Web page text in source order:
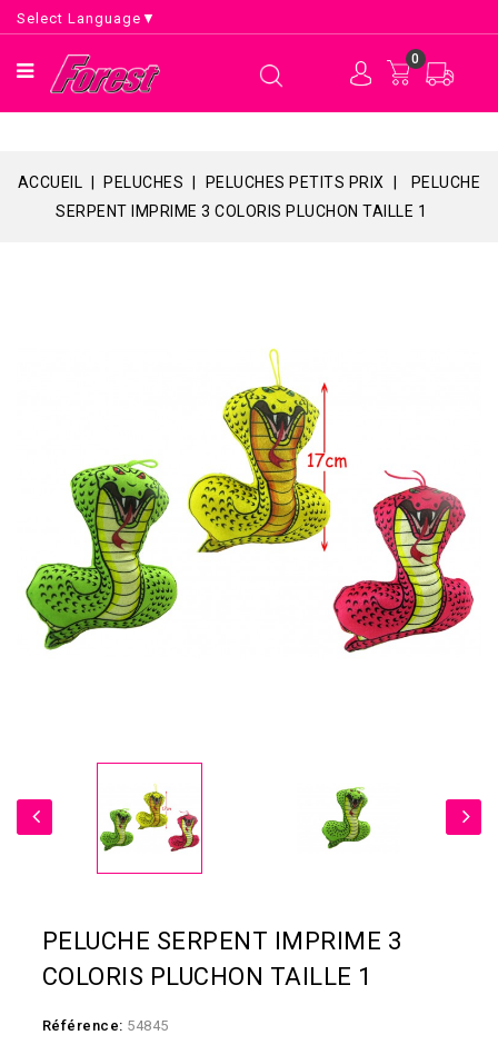
Select Language ▼
0
ACCUEIL PELUCHES PELUCHES PETITS PRIX
PELUCHE
SERPENT IMPRIME 3 COLORIS PLUCHON TAILLE 1
PELUCHE SERPENT IMPRIME 3
COLORIS PLUCHON TAILLE 1
Référence: 54845